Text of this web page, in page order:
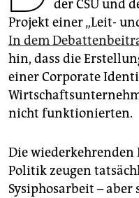
epaper login
der CSU und
Projekt einer „Leit-
In dem
hin, dass die
einer Corporate
nicht funktionierten.
Die
Politik zeugen
Sysiphosarbeit – aber